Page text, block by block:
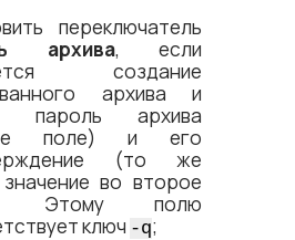
переключатель
архива, если
создание
архива и
пароль архива
поле) и его
(то же
во второе
Этому полю
ключ -q;